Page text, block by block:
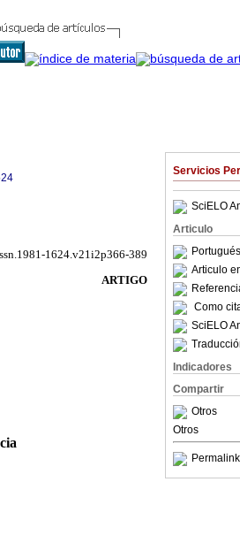
Servicios
SciELO
Articulo
Articulo
Como
SciELO
Indicadores
Compartir
Otros
Otros
Permalink
1624.v21i2p366-389
ARTIGO